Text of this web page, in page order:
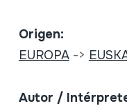
Origen:
EUROPA->
Autor /